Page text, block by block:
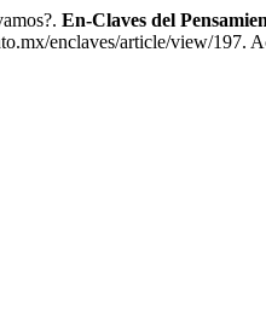
En-Claves del
enclaves/article/view/197.